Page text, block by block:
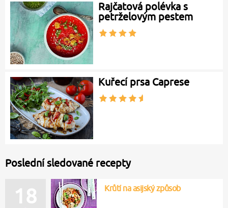
Rajčatová polévka s
petrželovým pestem
Kuřecí prsa Caprese
Poslední sledované recepty
18 Krůtí na asijský způsob